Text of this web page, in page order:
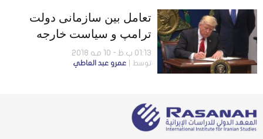
تعامل بین سازمانی دولت
ترامپ و سیاست خارجه
آمریکا در خصوص ایران
01:13 ب.ظ - 10 مه 2018
توسط عمرو عبد العاطي